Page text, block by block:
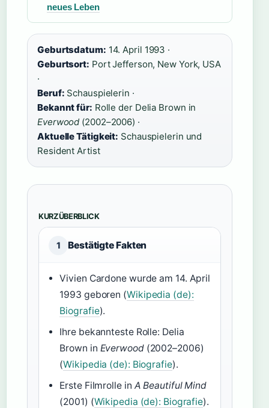
neues Leben
Geburtsdatum: 14. April 1993 ·
Geburtsort: Port Jefferson, New York, USA
·
Beruf: Schauspielerin ·
Bekannt für: Rolle der Delia Brown in
Everwood (2002–2006) ·
Aktuelle Tätigkeit: Schauspielerin und
Resident Artist
KURZÜBERBLICK
1 Bestätigte Fakten
Vivien Cardone wurde am 14. April
1993 geboren (Wikipedia (de):
Biografie).
Ihre bekannteste Rolle: Delia
Brown in Everwood(2002–2006)
(Wikipedia (de): Biografie).
Erste Filmrolle in A Beautiful Mind
(2001) (Wikipedia (de): Biografie).